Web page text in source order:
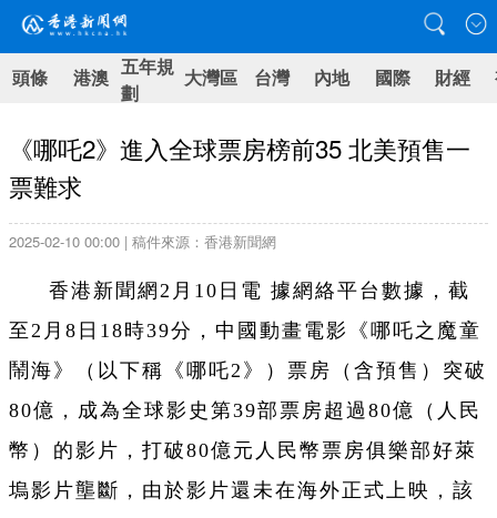
頭條 港澳 五年規
劃
大灣區 台灣 內地 國際 財經
《哪吒2》進入全球票房榜前35 北美預售一
票難求
2025-02-10 00:00 | 稿件來源：香港新聞網
香港新聞網2月10日電 據網絡平台數據，截
至2月8日18時39分，中國動畫電影《哪吒之魔童
鬧海》（以下稱《哪吒2》）票房（含預售）突破
80億，成為全球影史第39部票房超過80億（人民
幣）的影片，打破80億元人民幣票房俱樂部好萊
塢影片壟斷，由於影片還未在海外正式上映，該